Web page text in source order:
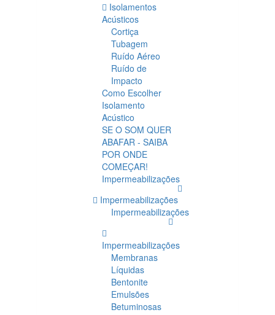
Isolamentos
Acústicos
Cortiça
Tubagem
Ruído Aéreo
Ruído de
Impacto
Como Escolher
Isolamento
Acústico
SE O SOM QUER
ABAFAR - SAIBA
POR ONDE
COMEÇAR!
Impermeabilizações
Impermeabilizações
Impermeabilizações
Impermeabilizações
Membranas
Líquidas
Bentonite
Emulsões
Betuminosas